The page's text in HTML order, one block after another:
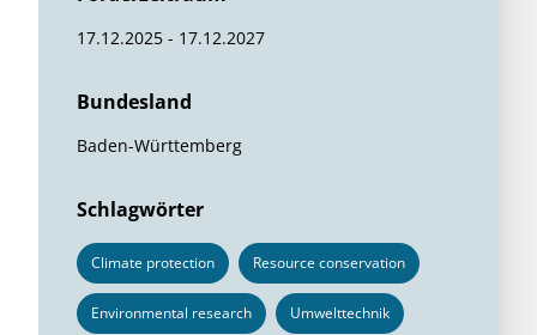
17.12.2025 - 17.12.2027
Bundesland
Baden-Württemberg
Schlagwörter
Climate protection Resource conservation
Environmental research Umwelttechnik